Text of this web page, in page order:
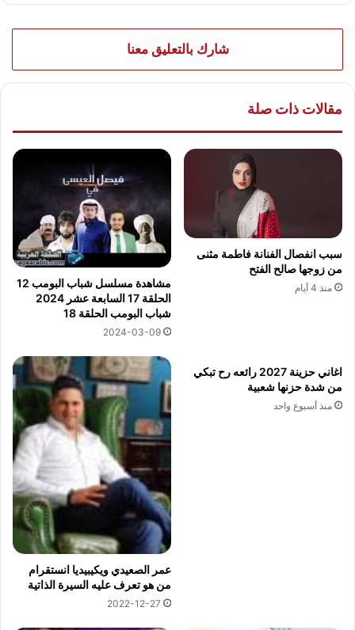
شارك بالتعليق معنا
مقالات ذات صلة
سبب انفصال الفنانة فاطمة مثنى
من زوجها صالح الفتح
منذ 4 أيام
مشاهدة مسلسل شباب البومب 12
الحلقة 17 السابعة عشر 2024
شباب البومب الحلقة 18
2024-03-09
اغاني حزينة 2027 رائعه رح تبكي
من شدة حزنها شعبية
منذ أسبوع واحد
عمر الصعيدي ويكيبيديا انستقرام
من هو تعرف عليه السيرة الذاتية
2022-12-27